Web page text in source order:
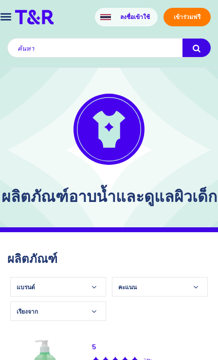
ลงชื่อเข้าใช้ เข้าร่วมฟรี
ผลิตภัณฑ์อาบน้ำและดูแลผิวเด็ก
ผลิตภัณฑ์
แบรนด์ คะแนน
เรียงจาก
5